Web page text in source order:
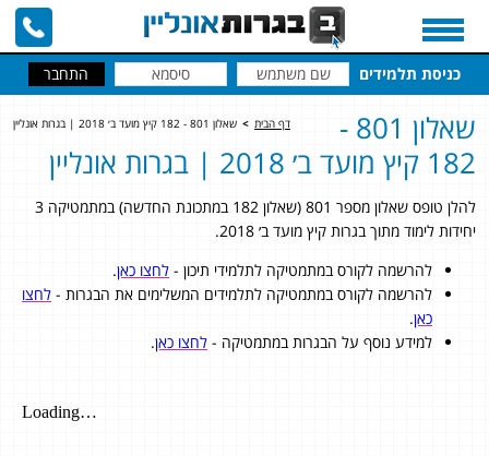
כניסת תלמידים
דף הבית > שאלון 801 - 182 קיץ מועד ב׳ 2018 | בגרות אונליין
שאלון 801 -
182 קיץ מועד ב׳ 2018 | בגרות אונליין
להלן טופס שאלון מספר 801 (שאלון 182 במתכונת החדשה) במתמטיקה 3
יחידות לימוד מתוך בגרות קיץ מועד ב׳ 2018.
להרשמה לקורס במתמטיקה לתלמידי תיכון - לחצו כאן.
להרשמה לקורס במתמטיקה לתלמידים המשלימים את הבגרות - לחצו
כאן.
למידע נוסף על הבגרות במתמטיקה - לחצו כאן.